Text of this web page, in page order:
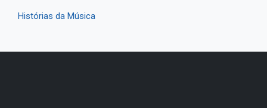
Histórias da Música